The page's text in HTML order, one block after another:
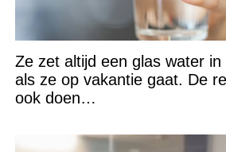
Ze zet altijd een glas water
als ze op vakantie gaat. De
ook doen…